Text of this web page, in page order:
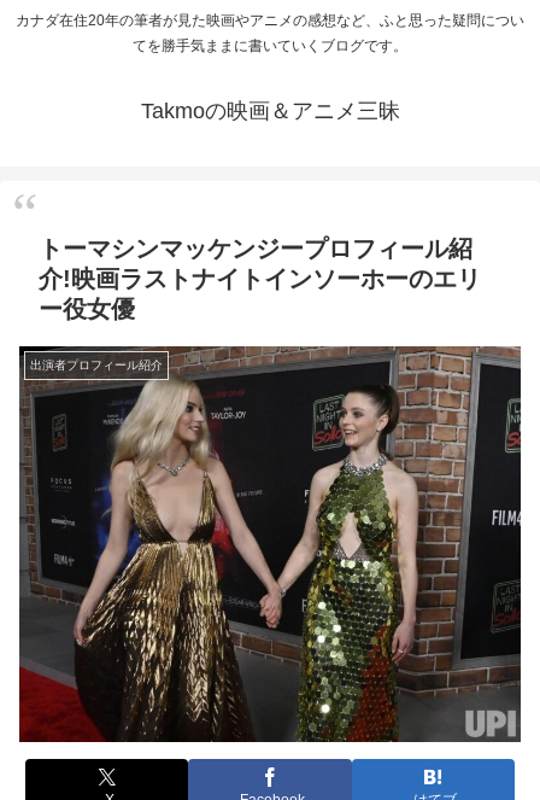
カナダ在住20年の筆者が見た映画やアニメの感想など、ふと思った疑問につい
てを勝手気ままに書いていくブログです。
Takmoの映画＆アニメ三昧
トーマシンマッケンジープロフィール紹
介!映画ラストナイトインソーホーのエリ
ー役女優
出演者プロフィール紹介